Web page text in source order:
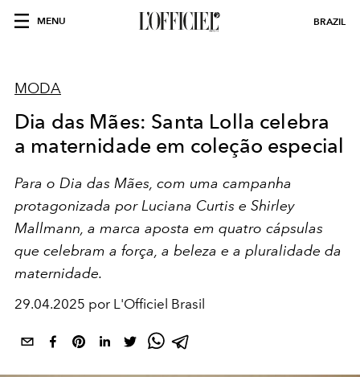
MENU BRAZIL
MODA
Dia das Mães: Santa Lolla celebra
a maternidade em coleção especial
Para o Dia das Mães, com uma campanha
protagonizada por Luciana Curtis e Shirley
Mallmann, a marca aposta em quatro cápsulas
que celebram a força, a beleza e a pluralidade da
maternidade.
29.04.2025 por L'Officiel Brasil